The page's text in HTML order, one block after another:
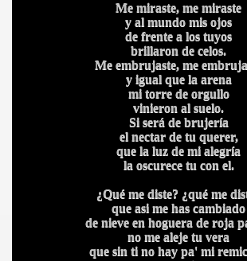
Me miraste, me miraste
y al mundo mis ojos
de frente a los tuyos
brillaron de celos.
Me embrujaste, me
y igual que la arena
mi torre de orgullo
vinieron al suelo.
Si será de brujería
el nectar de tu querer,
que la luz de mi alegría
la oscurece tu con el.
¿Qué me diste? ¿qué me
que asi me has cambiado
de nieve en hoguera de roja
no me aleje tu vera
que sin ti no hay pa' mi